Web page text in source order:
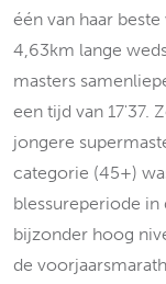
één van haar
4,63km lange
masters
een tijd van 17'37.
jongere
categorie (45+)
blessureperiode
bijzonder hoog
de